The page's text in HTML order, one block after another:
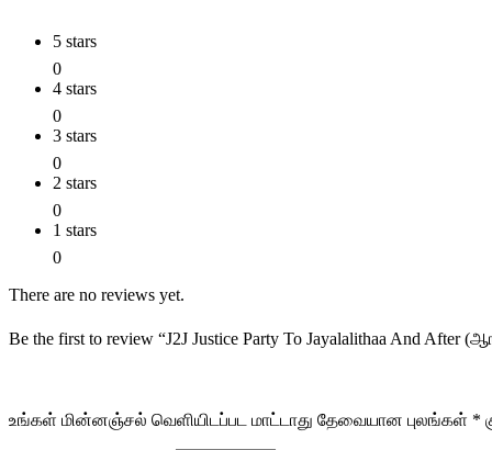
5 stars
0
4 stars
0
3 stars
0
2 stars
0
1 stars
0
There are no reviews yet.
Be the first to review “J2J Justice Party To Jayalalithaa And After
உங்கள் மின்னஞ்சல் வெளியிடப்பட மாட்டாது தேவையான புலங்கள் *